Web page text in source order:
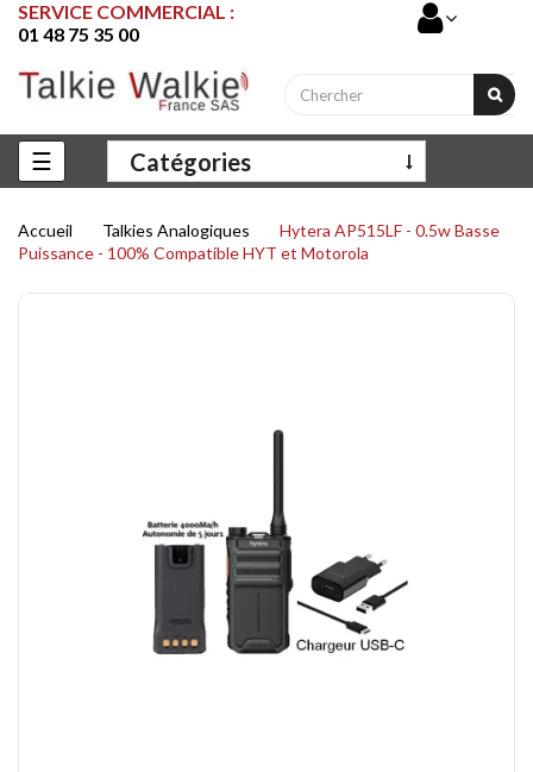
SERVICE COMMERCIAL :
01 48 75 35 00
Catégories
Basculer
la
☰
Accueil Talkies Analogiques
Hytera AP515LF - 0.5w Basse
Puissance - 100% Compatible HYT et Motorola